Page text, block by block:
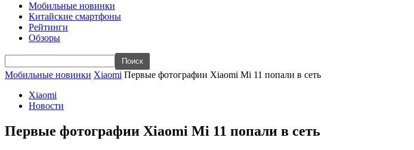
Мобильные новинки
Китайские смартфоны
Рейтинги
Обзоры
Мобильные новинки Xiaomi Первые фотографии Xiaomi Mi 11 попали в сеть
Xiaomi
Новости
Первые фотографии Xiaomi Mi 11 попали в сеть